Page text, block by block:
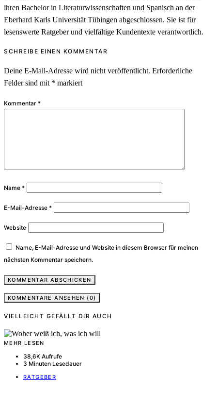
ihren Bachelor in Literaturwissenschaften und Spanisch an der
Eberhard Karls Universität Tübingen abgeschlossen. Sie ist für
lesenswerte Ratgeber und vielfältige Kundentexte verantwortlich.
SCHREIBE EINEN KOMMENTAR
Deine E-Mail-Adresse wird nicht veröffentlicht. Erforderliche
Felder sind mit * markiert
Kommentar *
Name *
E-Mail-Adresse *
Website
Name, E-Mail-Adresse und Website in diesem Browser für meinen
nächsten Kommentar speichern.
KOMMENTARE ANSEHEN (0)
VIELLEICHT GEFÄLLT DIR AUCH
MEHR LESEN
38,6K Aufrufe
3 Minuten Lesedauer
RATGEBER